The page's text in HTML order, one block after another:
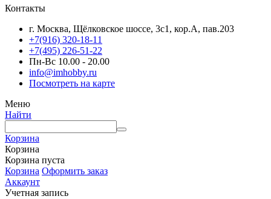
Контакты
г. Москва, Щёлковское шоссе, 3с1, кор.А, пав.203
+7(916) 320-18-11
+7(495) 226-51-22
Пн-Вс 10.00 - 20.00
info@imhobby.ru
Посмотреть на карте
Меню
Найти
Корзина
Корзина
Корзина пуста
Корзина Оформить заказ
Аккаунт
Учетная запись